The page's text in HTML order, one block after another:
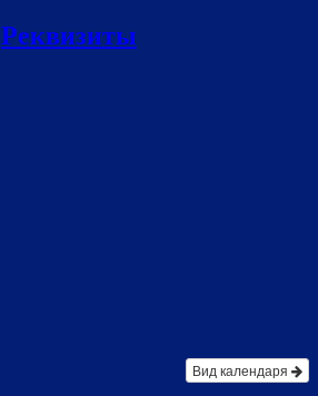
Реквизиты
Вид календаря